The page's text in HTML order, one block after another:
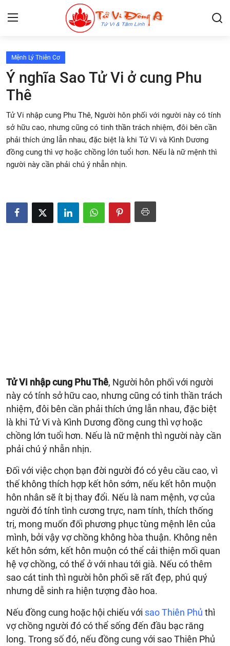
Lập Lá Số Tử Vi
Kiến Thức Tử Vi
Xem bói
Tâm Linh
Giải mã giấc mơ
Mệnh Lý Thiên Cơ
Ý nghĩa Sao Tử Vi ở cung Phu
Thê
Tử Vi nhập cung Phu Thê, Người hôn phối với người này có tính
sở hữu cao, nhưng cũng có tinh thần trách nhiệm, đôi bên cần
phải thích ứng lẫn nhau, đặc biệt là khi Tử Vi và Kình Dương
đồng cung thì vợ hoặc chồng lớn tuổi hơn. Nếu là nữ mệnh thì
người này cần phải chú ý nhẫn nhịn.
Tử Vi nhập cung Phu Thê, Người hôn phối với người
này có tính sở hữu cao, nhưng cũng có tinh thần trách
nhiệm, đôi bên cần phải thích ứng lẫn nhau, đặc biệt
là khi Tử Vi và Kình Dương đồng cung thì vợ hoặc
chồng lớn tuổi hơn. Nếu là nữ mệnh thì người này cần
phải chú ý nhẫn nhịn.
Đối với việc chọn bạn đời người đó có yêu cầu cao, vì
thế không thích hợp kết hôn sớm, nếu kết hôn muộn
hôn nhân sẽ ít bị thay đổi. Nếu là nam mệnh, vợ của
người đó tính tình cương trực, nam tính, thích thống
trị, mong muốn đối phương phục tùng mệnh lên của
mình, bởi vậy vợ chồng không hòa thuận. Không nên
kết hôn sớm, kết hôn muộn có thể cải thiện mối quan
hệ vợ chồng, có thể ở với nhau tới già. Nếu có thêm
sao cát tinh thì người hôn phối sẽ rất đẹp, phú quý
nhưng dễ sinh ra hiện tượng đào hoa.
Nếu đồng cung hoặc hội chiếu với sao Thiên Phủ thì
vợ chồng người đó có thể sống đến đầu bạc răng
long. Trong số đó, nếu đồng cung với sao Thiên Phủ